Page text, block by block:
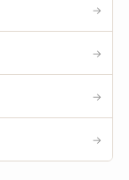
→
→
→
→